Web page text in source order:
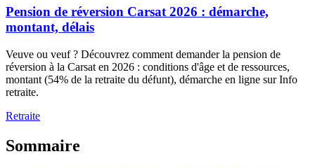
Pension de réversion Carsat 2026 : démarche,
montant, délais
Veuve ou veuf ? Découvrez comment demander la pension de
réversion à la Carsat en 2026 : conditions d'âge et de ressources,
montant (54% de la retraite du défunt), démarche en ligne sur Info
retraite.
Retraite
Sommaire